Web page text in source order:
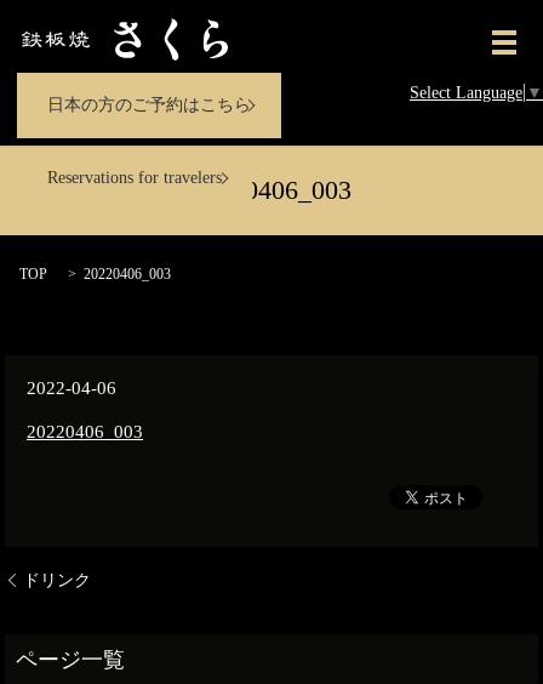
Select Language ▼
日本の方のご予約はこちら
Reservations for travelers
メ
20220406_003
TOP 20220406_003
2022-04-06
20220406_003
ドリンク